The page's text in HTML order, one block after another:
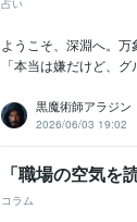
占い
ようこそ、深淵へ。
「本当は嫌だけど、
黒魔術師アラジン
2026/06/03 19:02
「職場の空気を
コラム